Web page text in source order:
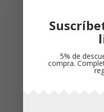
Valoraciones (0)
5% de
compra.